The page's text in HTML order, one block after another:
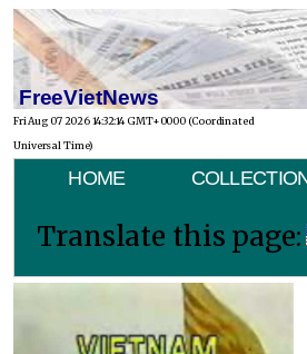
FreeVietNews
Fri Aug 07 2026 14:32:14 GMT+0000 (Coordinated
Universal Time)
HOME
Translate this page: